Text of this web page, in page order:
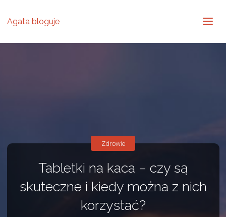
Agata bloguje
Tabletki na kaca – czy są
skuteczne i kiedy można z nich
korzystać?
Zdrowie